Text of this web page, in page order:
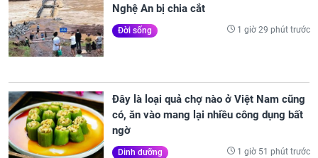
Nghệ An bị chia cắt
Đời sống 1 giờ 29 phút trước
Đây là loại quả chợ nào ở Việt Nam cũng
có, ăn vào mang lại nhiều công dụng bất
ngờ
Dinh dưỡng 1 giờ 51 phút trước